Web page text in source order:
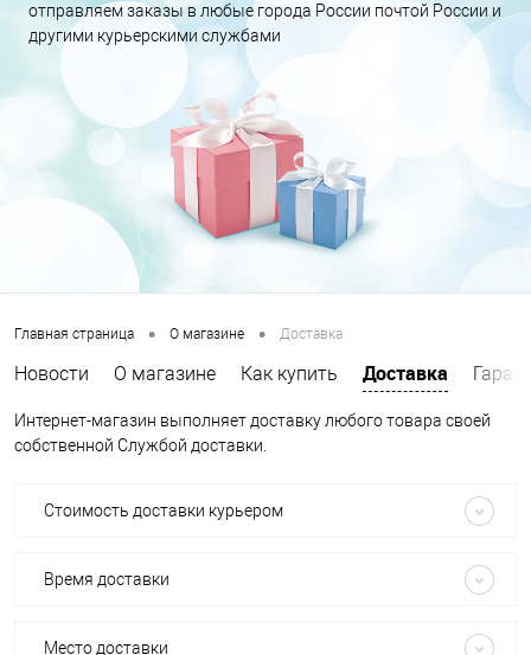
отправляем заказы в любые города России почтой России и
другими курьерскими службами
Главная страница • О магазине • Доставка
Новости О магазине Как купить Доставка
Интернет-магазин выполняет доставку любого товара своей
собственной Службой доставки.
Стоимость доставки курьером
Время доставки
Место доставки